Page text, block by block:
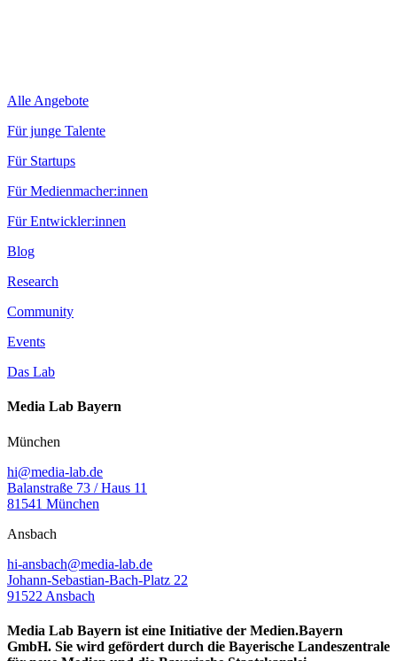
Alle Angebote
Für junge Talente
Für Startups
Für Medienmacher:innen
Für Entwickler:innen
Blog
Research
Community
Events
Das Lab
Media Lab Bayern
München
hi@media-lab.de
Balanstraße 73 / Haus 11
81541 München
Ansbach
hi-ansbach@media-lab.de
Johann-Sebastian-Bach-Platz 22
91522 Ansbach
Media Lab Bayern ist eine Initiative der Medien.Bayern
GmbH. Sie wird gefördert durch die Bayerische Landeszentrale